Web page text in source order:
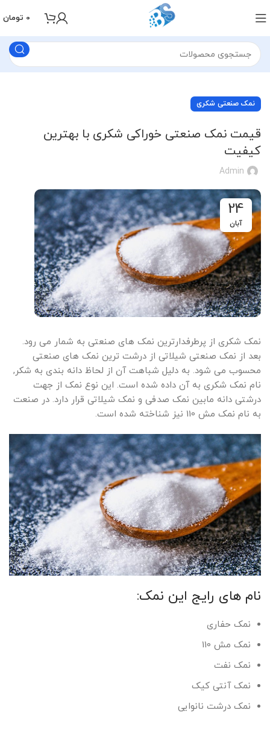
0 تومان
نمک صنعتی شکری
قیمت نمک صنعتی خوراکی شکری با بهترین
کیفیت
Admin
24
آبان
نمک شکری از پرطرفدارترین نمک های صنعتی به شمار می رود.
بعد از نمک صنعتی شیلاتی از درشت ترین نمک های صنعتی
محسوب می شود. به دلیل شباهت آن از لحاظ دانه بندی به شکر,
نام نمک شکری به آن داده شده است. این نوع نمک از جهت
درشتی دانه مابین نمک صدفی و نمک شیلاتی قرار دارد. در صنعت
به نام نمک مش 110 نیز شناخته شده است.
نام های رایج این نمک:
نمک حفاری
نمک مش 110
نمک نفت
نمک آنتی کیک
نمک درشت نانوایی